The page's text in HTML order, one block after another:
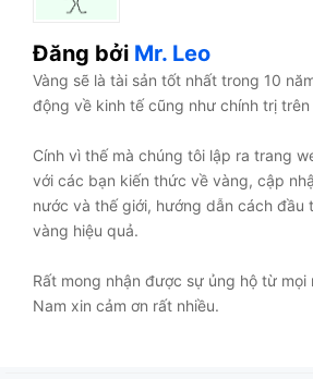
Đăng bởi Mr. Leo
Vàng sẽ là tài sản tốt nhất trong 10
động về kinh tế cũng như chính trị trên
Cính vì thế mà chúng tôi lập ra trang
với các bạn kiến thức về vàng, cập
nước và thế giới, hướng dẫn cách đầu
vàng hiệu quả.
Rất mong nhận được sự ủng hộ từ mọi
Nam xin cảm ơn rất nhiều.